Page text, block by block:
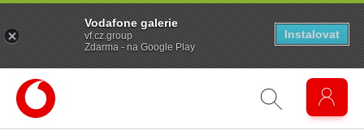
Vodafone galerie
vf.cz.group
Zdarma - na Google Play
Instalovat